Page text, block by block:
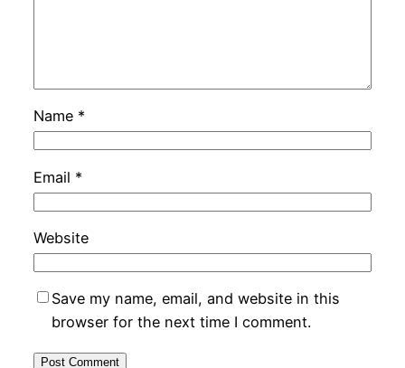
Name *
Email *
Website
Save my name, email, and website in this
browser for the next time I comment.